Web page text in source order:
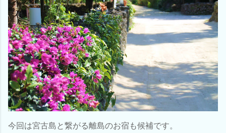
今回は宮古島と繋がる離島のお宿も候補です。